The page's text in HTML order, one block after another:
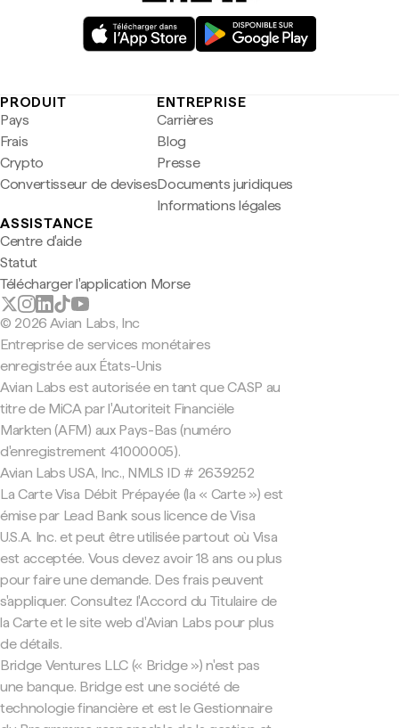
PRODUIT
Pays
Frais
Crypto
Convertisseur de devises
ENTREPRISE
Carrières
Blog
Presse
Documents juridiques
Informations légales
ASSISTANCE
Centre d'aide
Statut
Télécharger l'application Morse
© 2026 Avian Labs, Inc
Entreprise de services monétaires
enregistrée aux États-Unis
Avian Labs est autorisée en tant que CASP au
titre de MiCA par l'Autoriteit Financiële
Markten (AFM) aux Pays-Bas (numéro
d'enregistrement 41000005).
Avian Labs USA, Inc., NMLS ID # 2639252
La Carte Visa Débit Prépayée (la « Carte ») est
émise par Lead Bank sous licence de Visa
U.S.A. Inc. et peut être utilisée partout où Visa
est acceptée. Vous devez avoir 18 ans ou plus
pour faire une demande. Des frais peuvent
s'appliquer. Consultez l'Accord du Titulaire de
la Carte et le site web d'Avian Labs pour plus
de détails.
Bridge Ventures LLC (« Bridge ») n'est pas
une banque. Bridge est une société de
technologie financière et est le Gestionnaire